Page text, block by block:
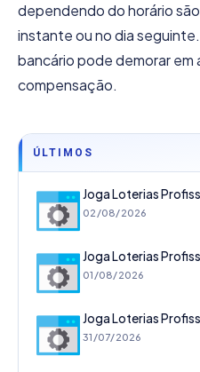
dependendo do horário
instante ou no dia
bancário pode demorar em
compensação.
ÚLTIMOS
Joga Loterias
02/08/2026
Joga Loterias
01/08/2026
Joga Loterias
31/07/2026